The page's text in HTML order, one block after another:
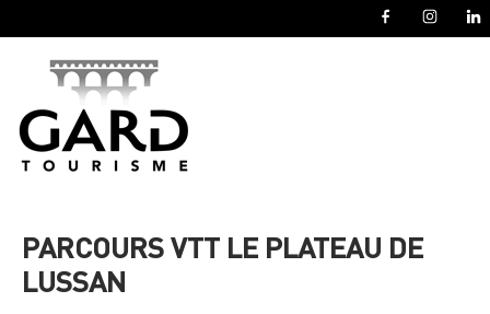
PARCOURS VTT LE PLATEAU DE
LUSSAN